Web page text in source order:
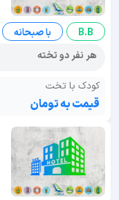
B.B
با صبحانه
هر نفر دو تخته
کودک با تخت
قیمت به تومان